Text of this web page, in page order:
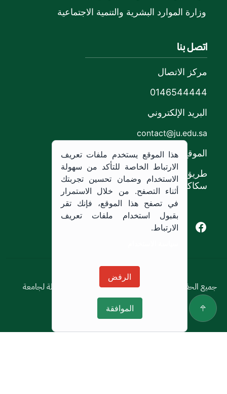
وزارة الموارد البشرية والتنمية الاجتماعية
اتصل بنا
مركز الاتصال
0146544444
البريد الإلكتروني
contact@ju.edu.sa
الموقع
طريق الملك خالد،
سكاكا, المملكة العربية السعودية.
Facebook of Jouf University
X of Jouf University
سياسة الاستخدام
جميع الحقوق محفوظة © 2026 جميع الحقوق محفوظة لجامعة
الجوف
هذا الموقع يستخدم ملفات تعريف
الارتباط الخاصة للتأكد من سهولة
الاستخدام وضمان تحسين تجربتك
أثناء التصفح. من خلال الاستمرار
في تصفح هذا الموقع، فإنك تقر
بقبول استخدام ملفات تعريف
الارتباط.
الرفض
الموافقة